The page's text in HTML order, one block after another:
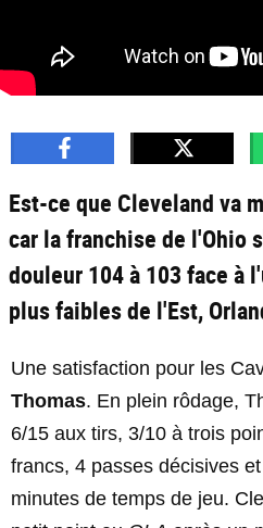
Est-ce que Cleveland va
car la franchise de l'Ohio
douleur 104 à 103 face à
plus faibles de l'Est,
Une satisfaction pour les
Thomas. En plein rôdage,
6/15 aux tirs, 3/10 à trois
francs, 4 passes décisives
minutes de temps de jeu.